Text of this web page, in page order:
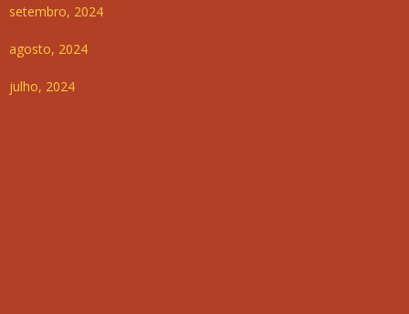
setembro, 2024
agosto, 2024
julho, 2024